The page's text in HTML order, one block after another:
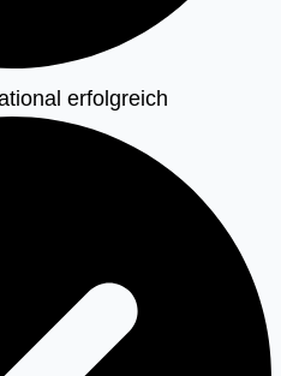
erfolgreich